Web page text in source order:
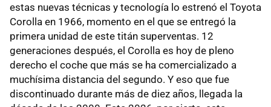
estas nuevas técnicas y tecnología lo estrenó el Toyota
Corolla en 1966, momento en el que se entregó la
primera unidad de este titán superventas. 12
generaciones después, el Corolla es hoy de pleno
derecho el coche que más se ha comercializado a
muchísima distancia del segundo. Y eso que fue
discontinuado durante más de diez años, llegada la